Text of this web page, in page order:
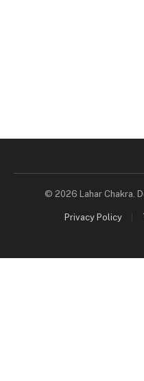
© 2026 Lahar Chakra.
Privacy Policy